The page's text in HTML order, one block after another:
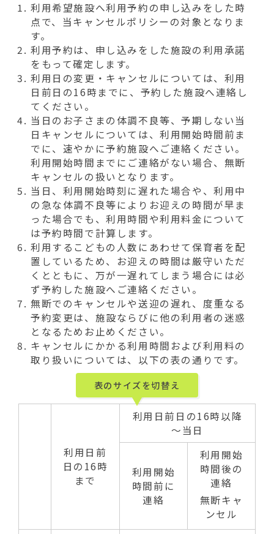
利用希望施設へ利用予約の申し込みをした時
点で、当キャンセルポリシーの対象となりま
す。
利用予約は、申し込みをした施設の利用承諾
をもって確定します。
利用日の変更・キャンセルについては、利用
日前日の16時までに、予約した施設へ連絡し
てください。
当日のお子さまの体調不良等、予期しない当
日キャンセルについては、利用開始時間前ま
でに、速やかに予約施設へご連絡ください。
利用開始時間までにご連絡がない場合、無断
キャンセルの扱いとなります。
当日、利用開始時刻に遅れた場合や、利用中
の急な体調不良等によりお迎えの時間が早ま
った場合でも、利用時間や利用料金について
は予約時間で計算します。
利用するこどもの人数にあわせて保育者を配
置しているため、お迎えの時間は厳守いただ
くとともに、万が一遅れてしまう場合には必
ず予約した施設へご連絡ください。
無断でのキャンセルや送迎の遅れ、度重なる
予約変更は、施設ならびに他の利用者の迷惑
となるためお止めください。
キャンセルにかかる利用時間および利用料の
取り扱いについては、以下の表の通りです。
表のサイズを切替え
利用日前
日の16時
まで
利用日前日の16時以降
～当日
利用開始
時間前に
連絡
利用開始
時間後の
連絡
無断キャ
ンセル